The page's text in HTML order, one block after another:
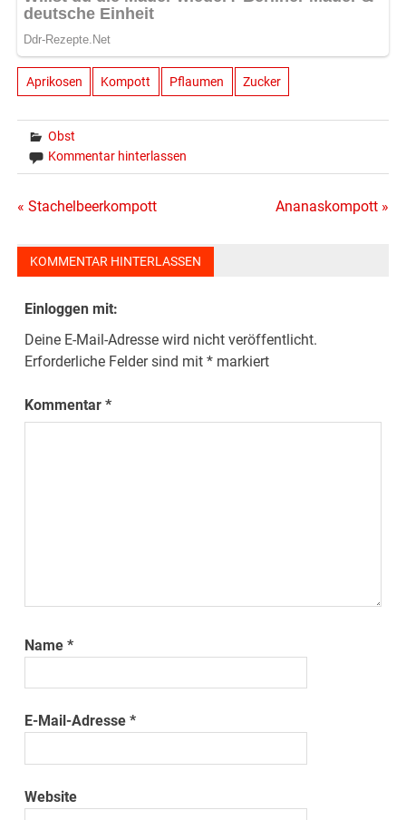
Aprikosen Kompott Pflaumen Zucker
Obst
Kommentar hinterlassen
Beitragsnavigation
« Stachelbeerkompott Ananaskompott »
KOMMENTAR HINTERLASSEN
Einloggen mit:
Deine E-Mail-Adresse wird nicht veröffentlicht.
Erforderliche Felder sind mit* markiert
Kommentar*
Name*
E-Mail-Adresse*
Website